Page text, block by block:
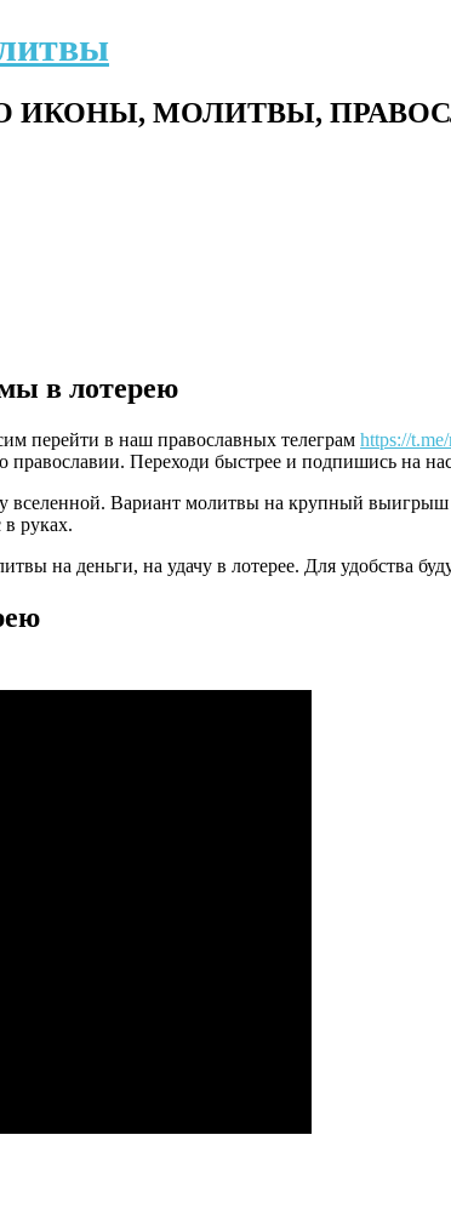
МОЛИТВЫ,
в лотерею
перейти в наш православных телеграм https://
Переходи быстрее и подпишись на
вселенной. Вариант молитвы на крупный
руках.
на деньги, на удачу в лотерее. Для удобства